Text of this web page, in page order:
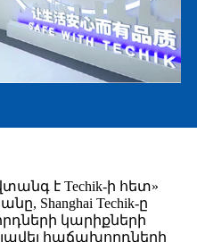
է Techik-ի հետ»
Shanghai Techik-ը
կարիքների
հաճախորդների